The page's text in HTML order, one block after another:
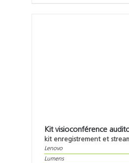
Kit visioconférence
kit enregistrement et
Lenovo
Lumens